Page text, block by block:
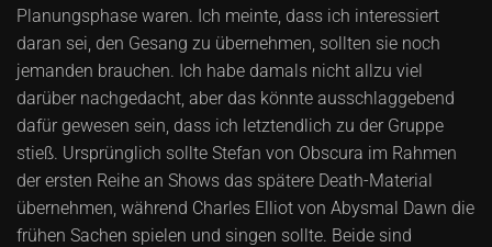
Planungsphase waren. Ich meinte, dass ich interessiert
daran sei, den Gesang zu übernehmen, sollten sie noch
jemanden brauchen. Ich habe damals nicht allzu viel
darüber nachgedacht, aber das könnte ausschlaggebend
dafür gewesen sein, dass ich letztendlich zu der Gruppe
stieß. Ursprünglich sollte Stefan von Obscura im Rahmen
der ersten Reihe an Shows das spätere Death-Material
übernehmen, während Charles Elliot von Abysmal Dawn die
frühen Sachen spielen und singen sollte. Beide sind